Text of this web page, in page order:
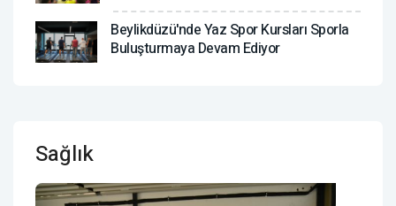
Beylikdüzü'nde Yaz Spor Kursları Sporla
Buluşturmaya Devam Ediyor
Sağlık